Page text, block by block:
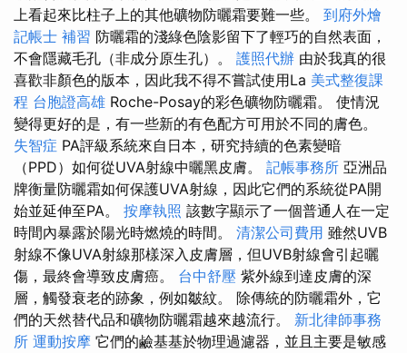
上看起來比柱子上的其他礦物防曬霜要難一些。 到府外燴
記帳士 補習 防曬霜的淺綠色陰影留下了輕巧的自然表面，
不會隱藏毛孔（非成分原生孔）。 護照代辦 由於我真的很
喜歡非顏色的版本，因此我不得不嘗試使用La 美式整復課
程 台胞證高雄 Roche-Posay的彩色礦物防曬霜。 使情況
變得更好的是，有一些新的有色配方可用於不同的膚色。
失智症 PA評級系統來自日本，研究持續的色素變暗
（PPD）如何從UVA射線中曬黑皮膚。 記帳事務所 亞洲品
牌衡量防曬霜如何保護UVA射線，因此它們的系統從PA開
始並延伸至PA。 按摩執照 該數字顯示了一個普通人在一定
時間內暴露於陽光時燃燒的時間。 清潔公司費用 雖然UVB
射線不像UVA射線那樣深入皮膚層，但UVB射線會引起曬
傷，最終會導致皮膚癌。 台中舒壓 紫外線到達皮膚的深
層，觸發衰老的跡象，例如皺紋。 除傳統的防曬霜外，它
們的天然替代品和礦物防曬霜越來越流行。 新北律師事務
所 運動按摩 它們的鹼基基於物理過濾器，並且主要是敏感